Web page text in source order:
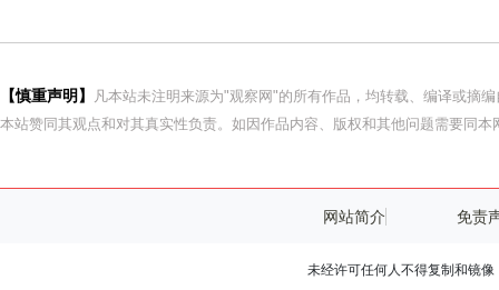
【慎重声明】
凡本站未注明来源为"观察网"的所有作品，均转载、编译或摘
本站赞同其观点和对其真实性负责。如因作品内容、版权和其他问题需要同本
网站简介 免责
未经许可任何人不得复制和镜